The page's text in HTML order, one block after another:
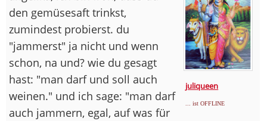
juliqueen
... ist OFFLINE
den gemüsesaft trinkst,
zumindest probierst. du
"jammerst" ja nicht und wenn
schon, na und? wie du gesagt
hast: "man darf und soll auch
weinen." und ich sage: "man darf
auch jammern, egal, auf was für